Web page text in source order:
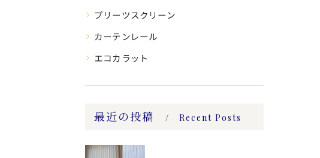
プリーツスクリーン
カーテンレール
エコカラット
最近の投稿 Recent Posts